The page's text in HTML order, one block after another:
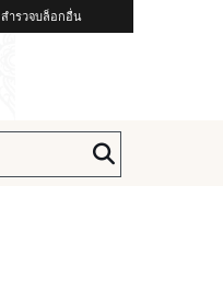
สำรวจบล็อกอื่น